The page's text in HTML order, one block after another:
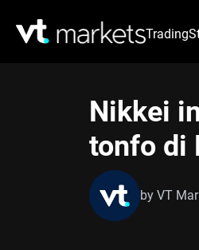
Trading
Nikkei
tonfo di
by VT